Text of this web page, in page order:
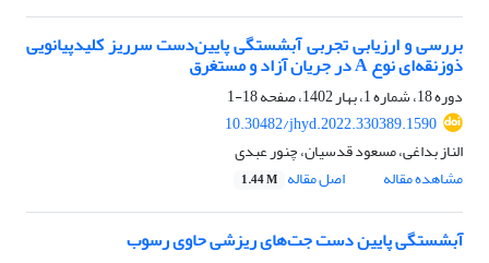
بررسی و ارزیابی تجربی آبشستگی پایین‌دست سرریز کلیدپیانویی
ذوزنقه‌ای نوع A در جریان آزاد و مستغرق
دوره 18، شماره 1، بهار 1402، صفحه
18-1
10.30482/jhyd.2022.330389.1590
الناز بداغی، مسعود قدسیان، چنور عبدی
مشاهده مقاله
اصل مقاله 1.44 M
آبشستگی پایین دست جت‌های ریزشی حاوی رسوب